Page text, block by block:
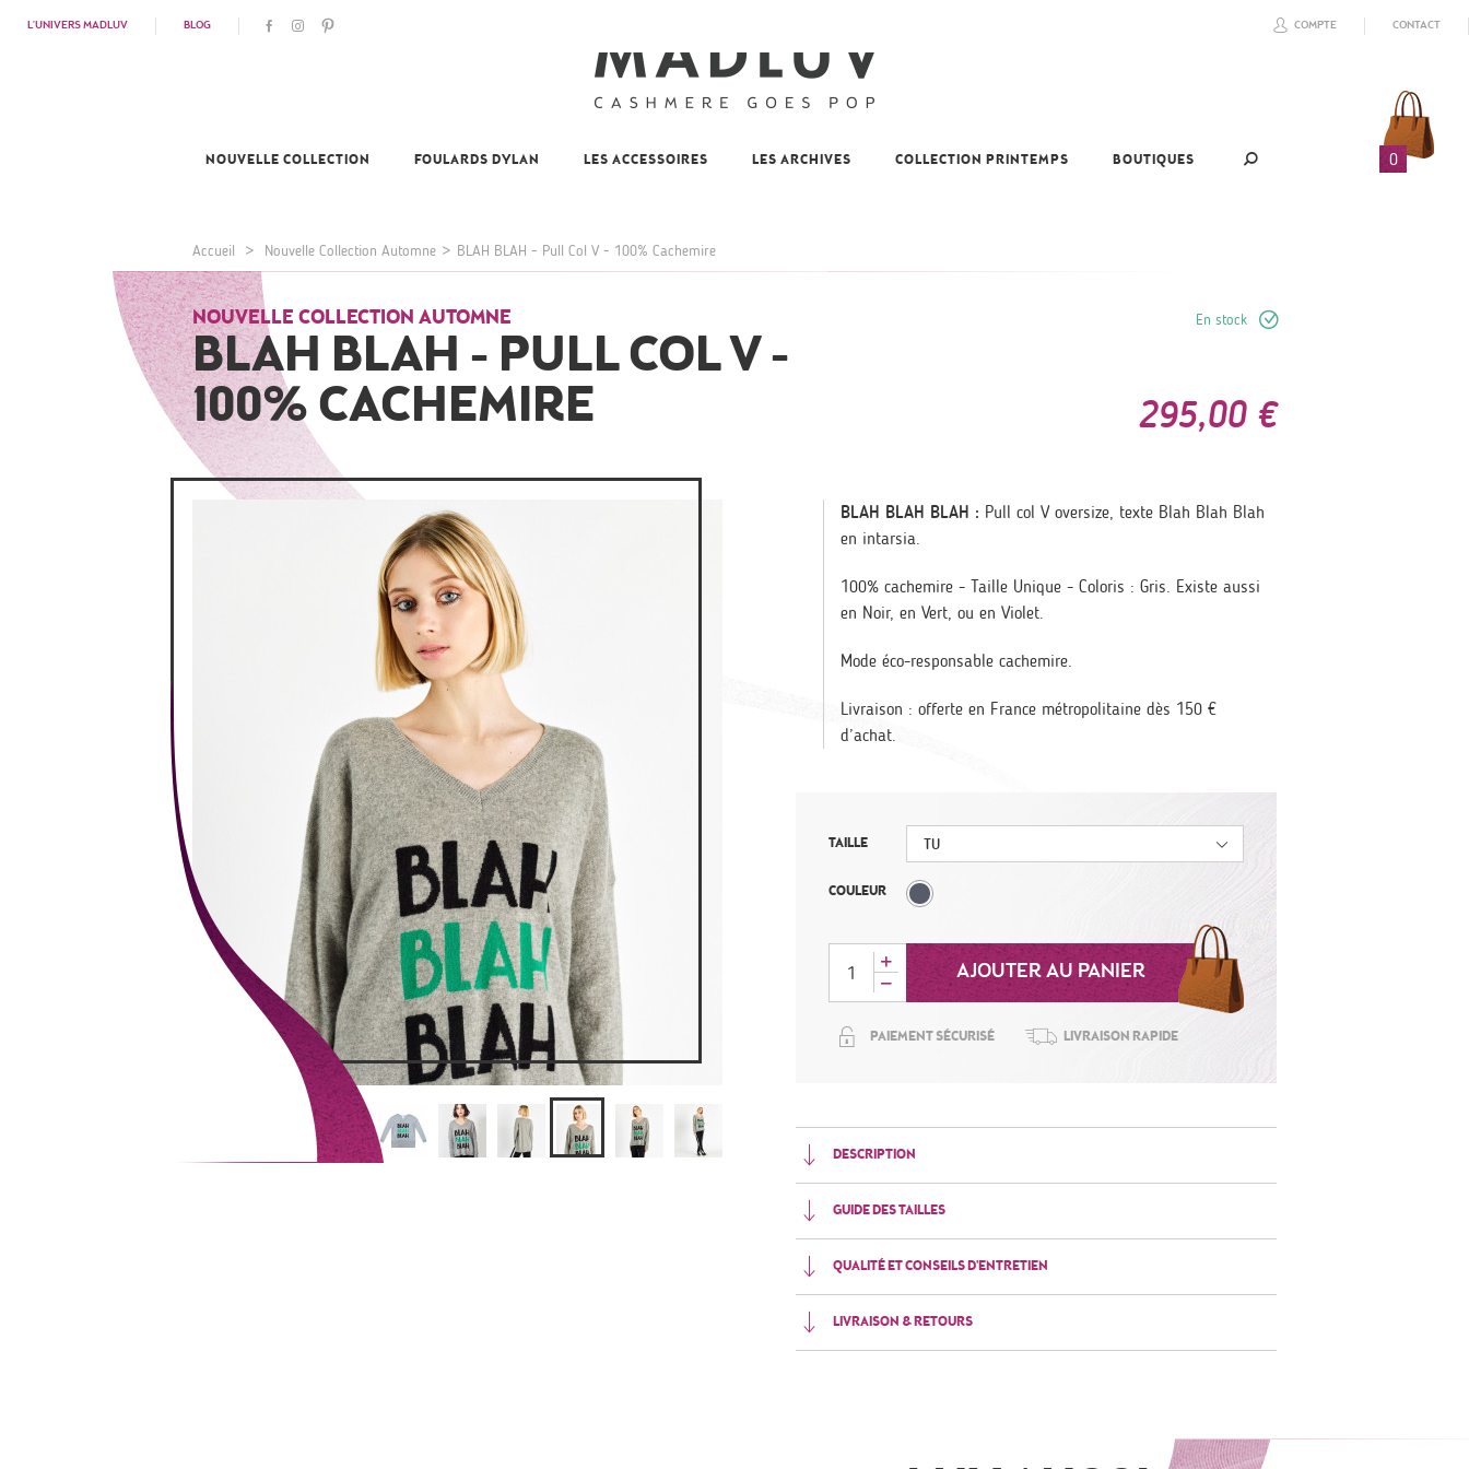
L'UNIVERS MADLUV BLOG COMPTE CONTACT
0
NOUVELLE COLLECTION FOULARDS DYLAN LES ACCESSOIRES LES ARCHIVES COLLECTION PRINTEMPS BOUTIQUES
Accueil > Nouvelle Collection Automne > BLAH BLAH - Pull Col V - 100% Cachemire
En stock
NOUVELLE COLLECTION AUTOMNE
BLAH BLAH - PULL COL V -
100% CACHEMIRE
BLAH BLAH BLAH : Pull col V oversize, texte Blah Blah Blah
en intarsia.
100% cachemire - Taille Unique - Coloris : Gris. Existe aussi
en Noir, en Vert, ou en Violet.
Mode éco-responsable cachemire.
Livraison : offerte en France métropolitaine dès 150 €
d’achat.
295,00 €
TAILLE TU
COULEUR
AJOUTER AU PANIER
PAIEMENT SÉCURISÉ LIVRAISON RAPIDE
DESCRIPTION
GUIDE DES TAILLES
QUALITÉ ET CONSEILS D'ENTRETIEN
LIVRAISON & RETOURS